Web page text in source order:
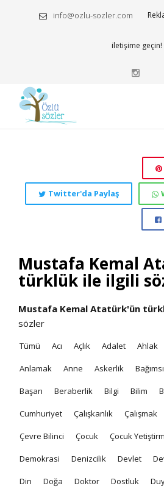
info@ozlu-sozler.com
iletişime geçin!
Twitter'da Paylaş
Mustafa Kemal
türklük ile ilgili
Mustafa Kemal Atatürk'ün
sözler
Tümü Acı Açlık Adalet Ahlak
Anlamak Anne Askerlik
Başarı Beraberlik Bilgi Bilim
Cumhuriyet Çalışkanlık Çalışmak
Çevre Bilinci Çocuk Çocuk
Demokrasi Denizcilik Devlet
Din Doğa Doktor Dostluk